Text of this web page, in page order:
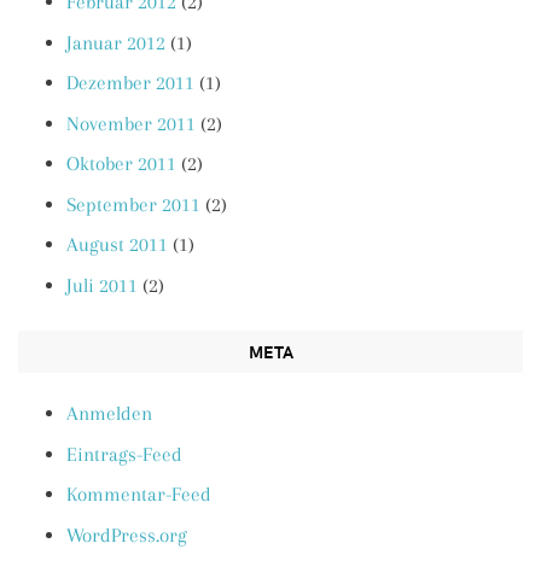
Januar 2012 (1)
Dezember 2011 (1)
November 2011 (2)
Oktober 2011 (2)
September 2011 (2)
August 2011 (1)
Juli 2011 (2)
META
Anmelden
Eintrags-Feed
Kommentar-Feed
WordPress.org